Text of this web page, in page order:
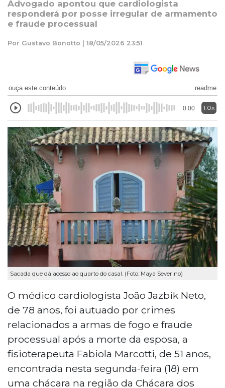
Advogado apontou que cardiologista
responderá por posse irregular de armamento
e fraude processual
Por Gustavo Bonotto | 18/05/2026 23:51
ouça este conteúdo readme
0:00 1.0x
Sacada que dá acesso ao quarto do casal. (Foto: Maya Severino)
O médico cardiologista João Jazbik Neto,
de 78 anos, foi autuado por crimes
relacionados a armas de fogo e fraude
processual após a morte da esposa, a
fisioterapeuta Fabiola Marcotti, de 51 anos,
encontrada nesta segunda-feira (18) em
uma chácara na região da Chácara dos